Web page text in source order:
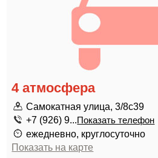
4 атмосфера
Самокатная улица, 3/8с39
+7 (926) 9...Показать телефон
ежедневно, круглосуточно
Показать на карте